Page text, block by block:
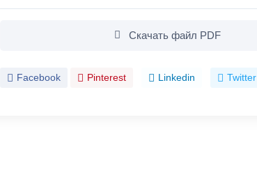
Скачать файл PDF
Facebook Pinterest Linkedin Twitter